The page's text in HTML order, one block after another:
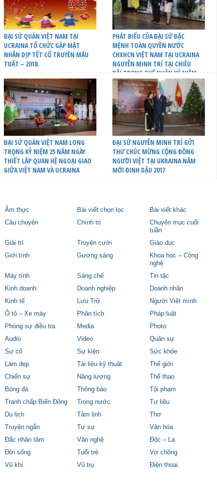
ĐẠI SỨ QUÁN VIỆT NAM TẠI
UCRAINA TỔ CHỨC GẶP MẶT
NHÂN DỊP TẾT CỔ TRUYỀN MẬU
TUẤT – 2018.
PHÁT BIỂU CỦA ĐẠI SỨ ĐẶC
MỆNH TOÀN QUYỀN NƯỚC
CHXHCN VIỆT NAM TẠI UCRAINA
NGUYỄN MINH TRÍ TẠI CHIÊU
ĐÃI TRỌNG THỂ NHÂN KỶ NIỆM
25 NĂM THIẾT LẬP QUAN HỆ
NGOẠI GIAO GIỮA VIỆT NAM VÀ
UCRAINA
ĐẠI SỨ QUÁN VIỆT NAM LONG
TRỌNG KỶ NIỆM 25 NĂM NGÀY
THIẾT LẬP QUAN HỆ NGOẠI GIAO
GIỮA VIỆT NAM VÀ UCRAINA
ĐẠI SỨ NGUYỄN MINH TRÍ GỬI
THƯ CHÚC MỪNG CỘNG ĐỒNG
NGƯỜI VIỆT TẠI UKRAINA NĂM
MỚI ĐINH DẬU 2017
Ẩm thực Bài viết chọn lọc
Bài viết khác
Câu chuyện
Chính trị
Chuyên mục cuối
tuần
Giải trí
Truyện cười
Giáo dục
Giới tính
Gương sáng
Khoa học – Công
nghệ
Máy tính
Sáng chế
Tin tặc
Kinh doanh
Doanh nghiệp
Doanh nhân
Kinh tế
Lưu Trữ
Người Việt mình
Ô tô – Xe máy
Phân tích
Pháp luật
Phóng sự điều tra
Media
Photo
Audio
Video
Quân sự
Sự cố
Sự kiện
Sức khỏe
Làm đẹp
Tài liệu kỹ thuật
Thế giới
Chiến sự
Năng lượng
Thể thao
Bóng đá
Thông báo
Tội phạm
Tranh chấp Biển Đông
Trong nước
Tư liệu
Du lịch
Tâm linh
Thơ
Truyện ngắn
Tự sự
Văn hóa
Đắc nhân tâm
Văn nghệ
Độc – Lạ
Đời sống
Tuổi trẻ
Vợ chồng
Vũ khí
Vũ trụ Điện thoại